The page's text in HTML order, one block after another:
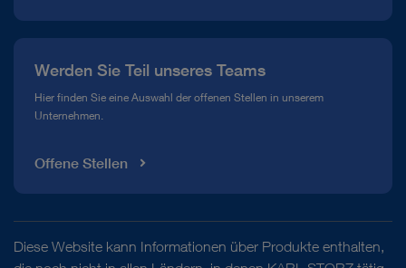
Werden Sie Teil unseres Teams
Hier finden Sie eine Auswahl der offenen Stellen in unserem
Unternehmen.
Offene Stellen
Diese Website kann Informationen über Produkte enthalten,